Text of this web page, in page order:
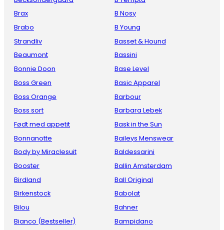
Brax
Brabo
Strandliv
Beaumont
Bonnie Doon
Boss Green
Boss Orange
Boss sort
Født med appetit
Bonnanotte
Body by Miraclesuit
Booster
Birdland
Birkenstock
Bilou
Bianco (Bestseller)
B Nosy
B Young
Basset & Hound
Bassini
Base Level
Basic Apparel
Barbour
Barbara Lebek
Bask in the Sun
Baileys Menswear
Baldessarini
Ballin Amsterdam
Ball Original
Babolat
Bahner
Bampidano